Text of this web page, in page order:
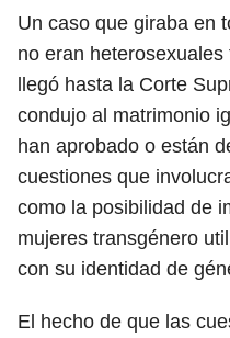
Un caso que giraba en
no eran
llegó hasta la Corte
condujo al matrimonio
han aprobado o están
cuestiones que
como la posibilidad de
mujeres transgénero
con su identidad de
El hecho de que las